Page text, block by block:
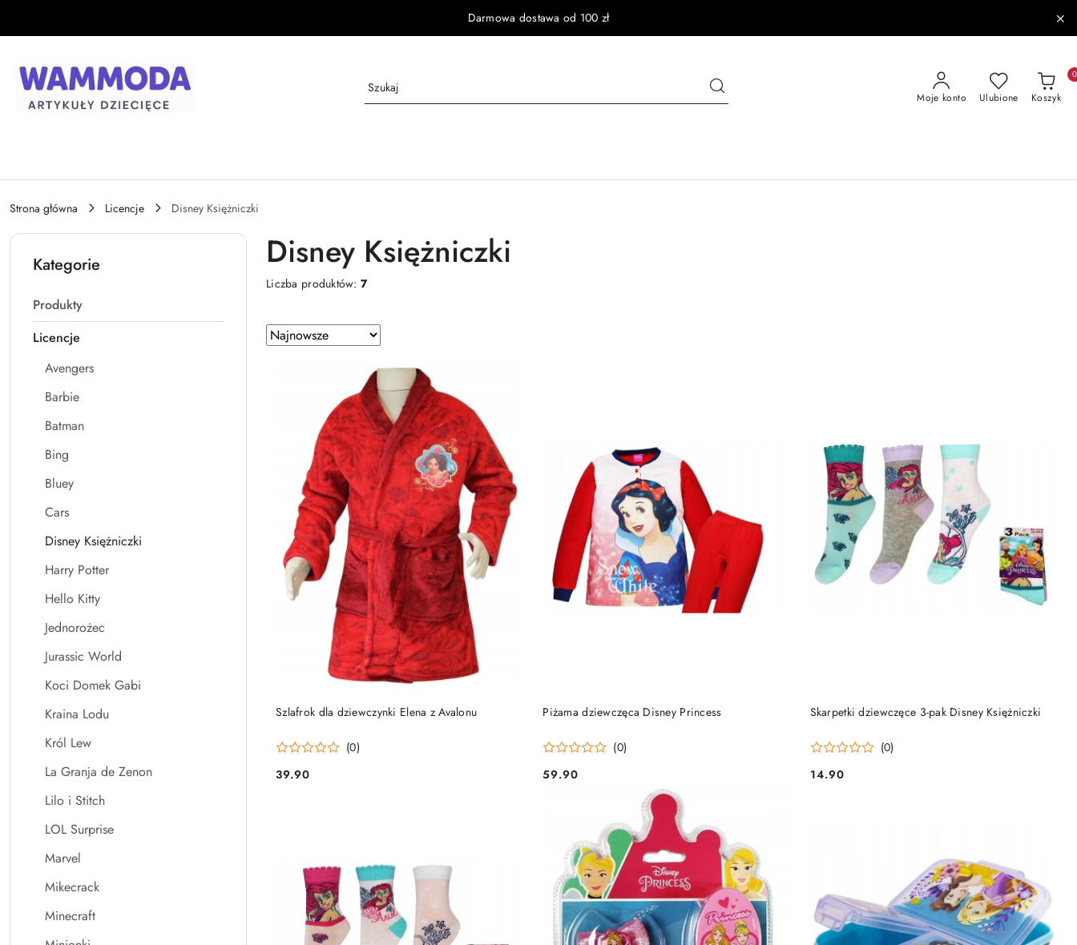
Darmowa dostawa od 100 zł
Moje konto Ulubione Koszyk
0
Strona główna Licencje Disney Księżniczki
Kategorie
Produkty
Licencje
Avengers
Barbie
Batman
Bing
Bluey
Cars
Disney Księżniczki
Harry Potter
Hello Kitty
Jednorożec
Jurassic World
Koci Domek Gabi
Kraina Lodu
Król Lew
La Granja de Zenon
Lilo i Stitch
LOL Surprise
Marvel
Mikecrack
Minecraft
Disney Księżniczki
Liczba produktów:7
Zastosowano
sortowanie:
Sortuj
według
Szlafrok dla dziewczynki Elena z Avalonu
(0)
Cena:
39.90
DO KOSZYKA Piżama dziewczęca Disney Princess
(0)
Cena:
59.90
DO KOSZYKA Skarpetki dziewczęce 3-pak Disney Księżniczki
(0)
Cena:
14.90
DO KOSZYKA